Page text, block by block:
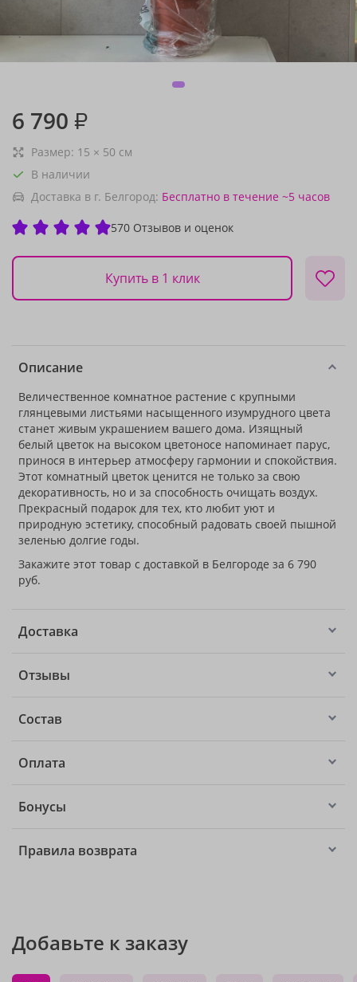
6 790 ₽
Размер: 15 × 50 см
В наличии
Доставка в г. Белгород: Бесплатно в течение ~5 часов
570 Отзывов и оценок
Купить в 1 клик
Описание
Величественное комнатное растение с крупными
глянцевыми листьями насыщенного изумрудного цвета
станет живым украшением вашего дома. Изящный
белый цветок на высоком цветоносе напоминает парус,
принося в интерьер атмосферу гармонии и спокойствия.
Этот комнатный цветок ценится не только за свою
декоративность, но и за способность очищать воздух.
Прекрасный подарок для тех, кто любит уют и
природную эстетику, способный радовать своей пышной
зеленью долгие годы.
Закажите этот товар с доставкой в Белгороде за 6 790
руб.
Доставка
Отзывы
Состав
Оплата
Бонусы
Правила возврата
Добавьте к заказу